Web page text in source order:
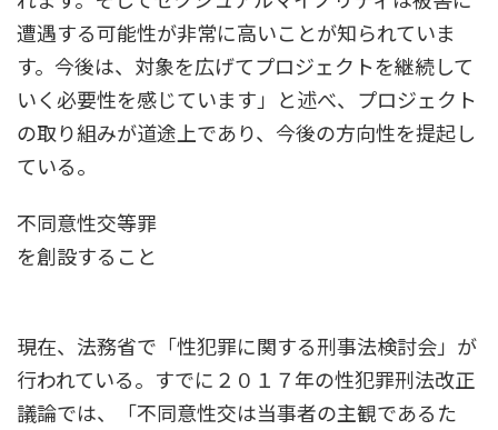
遭遇する可能性が非常に高いことが知られていま
す。今後は、対象を広げてプロジェクトを継続して
いく必要性を感じています」と述べ、プロジェクト
の取り組みが道途上であり、今後の方向性を提起し
ている。
不同意性交等罪
を創設すること
現在、法務省で「性犯罪に関する刑事法検討会」が
行われている。すでに２０１７年の性犯罪刑法改正
議論では、「不同意性交は当事者の主観であるた